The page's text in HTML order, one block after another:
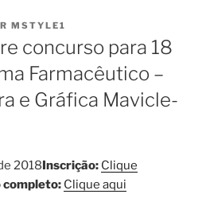
MSTYLE1
concurso para 18
Farmacêutico –
e Gráfica Mavicle-
2018Inscrição: Clique
completo: Clique aqui